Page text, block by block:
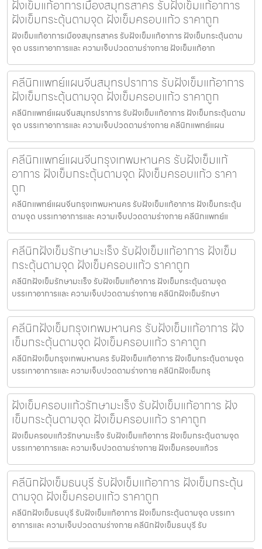
ฝังเข็มแก้อาการเมืองสมุทรสาคร รับฝังเข็มแก้อาการ
ฝังเข็มกระตุ้นตามจุด ฝังเข็มครอบแก้ว ราคาถูก
ฝังเข็มแก้อาการเมืองสมุทรสาคร รับฝังเข็มแก้อาการ ฝังเข็มกระตุ้นตาม
จุด บรรเทาอาการและ ความเจ็บปวดตามร่างกาย ฝังเข็มแก้อาก
คลีนิกแพทย์แผนจีนสมุทรปราการ รับฝังเข็มแก้อาการ
ฝังเข็มกระตุ้นตามจุด ฝังเข็มครอบแก้ว ราคาถูก
คลีนิกแพทย์แผนจีนสมุทรปราการ รับฝังเข็มแก้อาการ ฝังเข็มกระตุ้นตาม
จุด บรรเทาอาการและ ความเจ็บปวดตามร่างกาย คลีนิกแพทย์แผน
คลีนิกแพทย์แผนจีนกรุงเทพมหานคร รับฝังเข็มแก้
อาการ ฝังเข็มกระตุ้นตามจุด ฝังเข็มครอบแก้ว ราคา
ถูก
คลีนิกแพทย์แผนจีนกรุงเทพมหานคร รับฝังเข็มแก้อาการ ฝังเข็มกระตุ้น
ตามจุด บรรเทาอาการและ ความเจ็บปวดตามร่างกาย คลีนิกแพทย์แ
คลีนิกฝังเข็มรักษามะเร็ง รับฝังเข็มแก้อาการ ฝังเข็ม
กระตุ้นตามจุด ฝังเข็มครอบแก้ว ราคาถูก
คลีนิกฝังเข็มรักษามะเร็ง รับฝังเข็มแก้อาการ ฝังเข็มกระตุ้นตามจุด
บรรเทาอาการและ ความเจ็บปวดตามร่างกาย คลีนิกฝังเข็มรักษา
คลีนิกฝังเข็มกรุงเทพมหานคร รับฝังเข็มแก้อาการ ฝัง
เข็มกระตุ้นตามจุด ฝังเข็มครอบแก้ว ราคาถูก
คลีนิกฝังเข็มกรุงเทพมหานคร รับฝังเข็มแก้อาการ ฝังเข็มกระตุ้นตามจุด
บรรเทาอาการและ ความเจ็บปวดตามร่างกาย คลีนิกฝังเข็มกรุ
ฝังเข็มครอบแก้วรักษามะเร็ง รับฝังเข็มแก้อาการ ฝัง
เข็มกระตุ้นตามจุด ฝังเข็มครอบแก้ว ราคาถูก
ฝังเข็มครอบแก้วรักษามะเร็ง รับฝังเข็มแก้อาการ ฝังเข็มกระตุ้นตามจุด
บรรเทาอาการและ ความเจ็บปวดตามร่างกาย ฝังเข็มครอบแก้วร
คลีนิกฝังเข็มธนบุรี รับฝังเข็มแก้อาการ ฝังเข็มกระตุ้น
ตามจุด ฝังเข็มครอบแก้ว ราคาถูก
คลีนิกฝังเข็มธนบุรี รับฝังเข็มแก้อาการ ฝังเข็มกระตุ้นตามจุด บรรเทา
อาการและ ความเจ็บปวดตามร่างกาย คลีนิกฝังเข็มธนบุรี รับ